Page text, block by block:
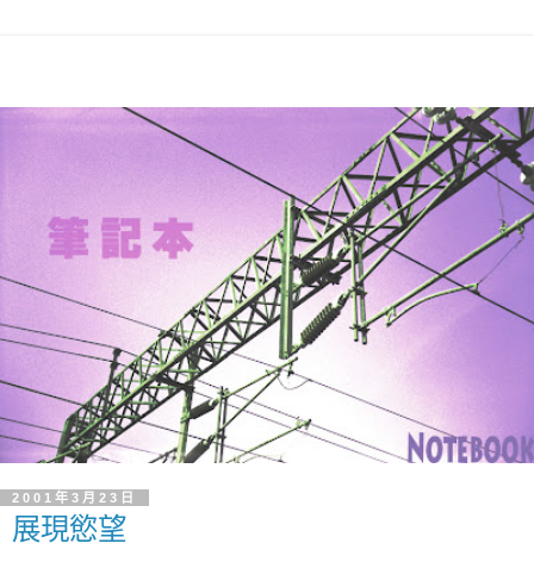
2001年3月23日
展現慾望